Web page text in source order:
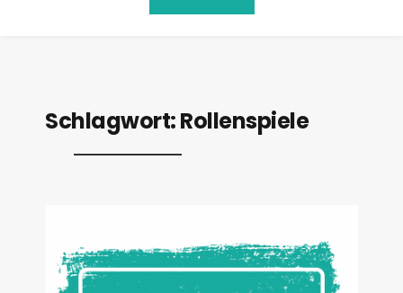
Schlagwort:Rollenspiele